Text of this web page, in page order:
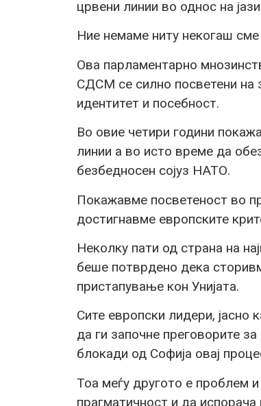
црвени линии во однос на
Ние немаме ниту некогаш
Ова парламентарно
СДСМ се силно посветени на
идентитет и посебност.
Во овие четири години
линии а во исто време да
безбедносен сојуз НАТО.
Покажавме посветеност во
достигнавме европските
Неколку пати од страна на
беше потврдено дека
пристапување кон Унијата.
Сите европски лидери, јасно
да ги започне преговорите
блокади од Софија овај
Тоа меѓу другото е проблем
прагматичност и да